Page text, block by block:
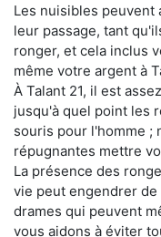
Les nuisibles
leur passage, tant
ronger, et cela inclus
même votre argent à
À Talant 21, il est
jusqu'à quel point les
souris pour l'homme ;
répugnantes mettre
La présence des
vie peut engendrer
drames qui peuvent
vous aidons à éviter